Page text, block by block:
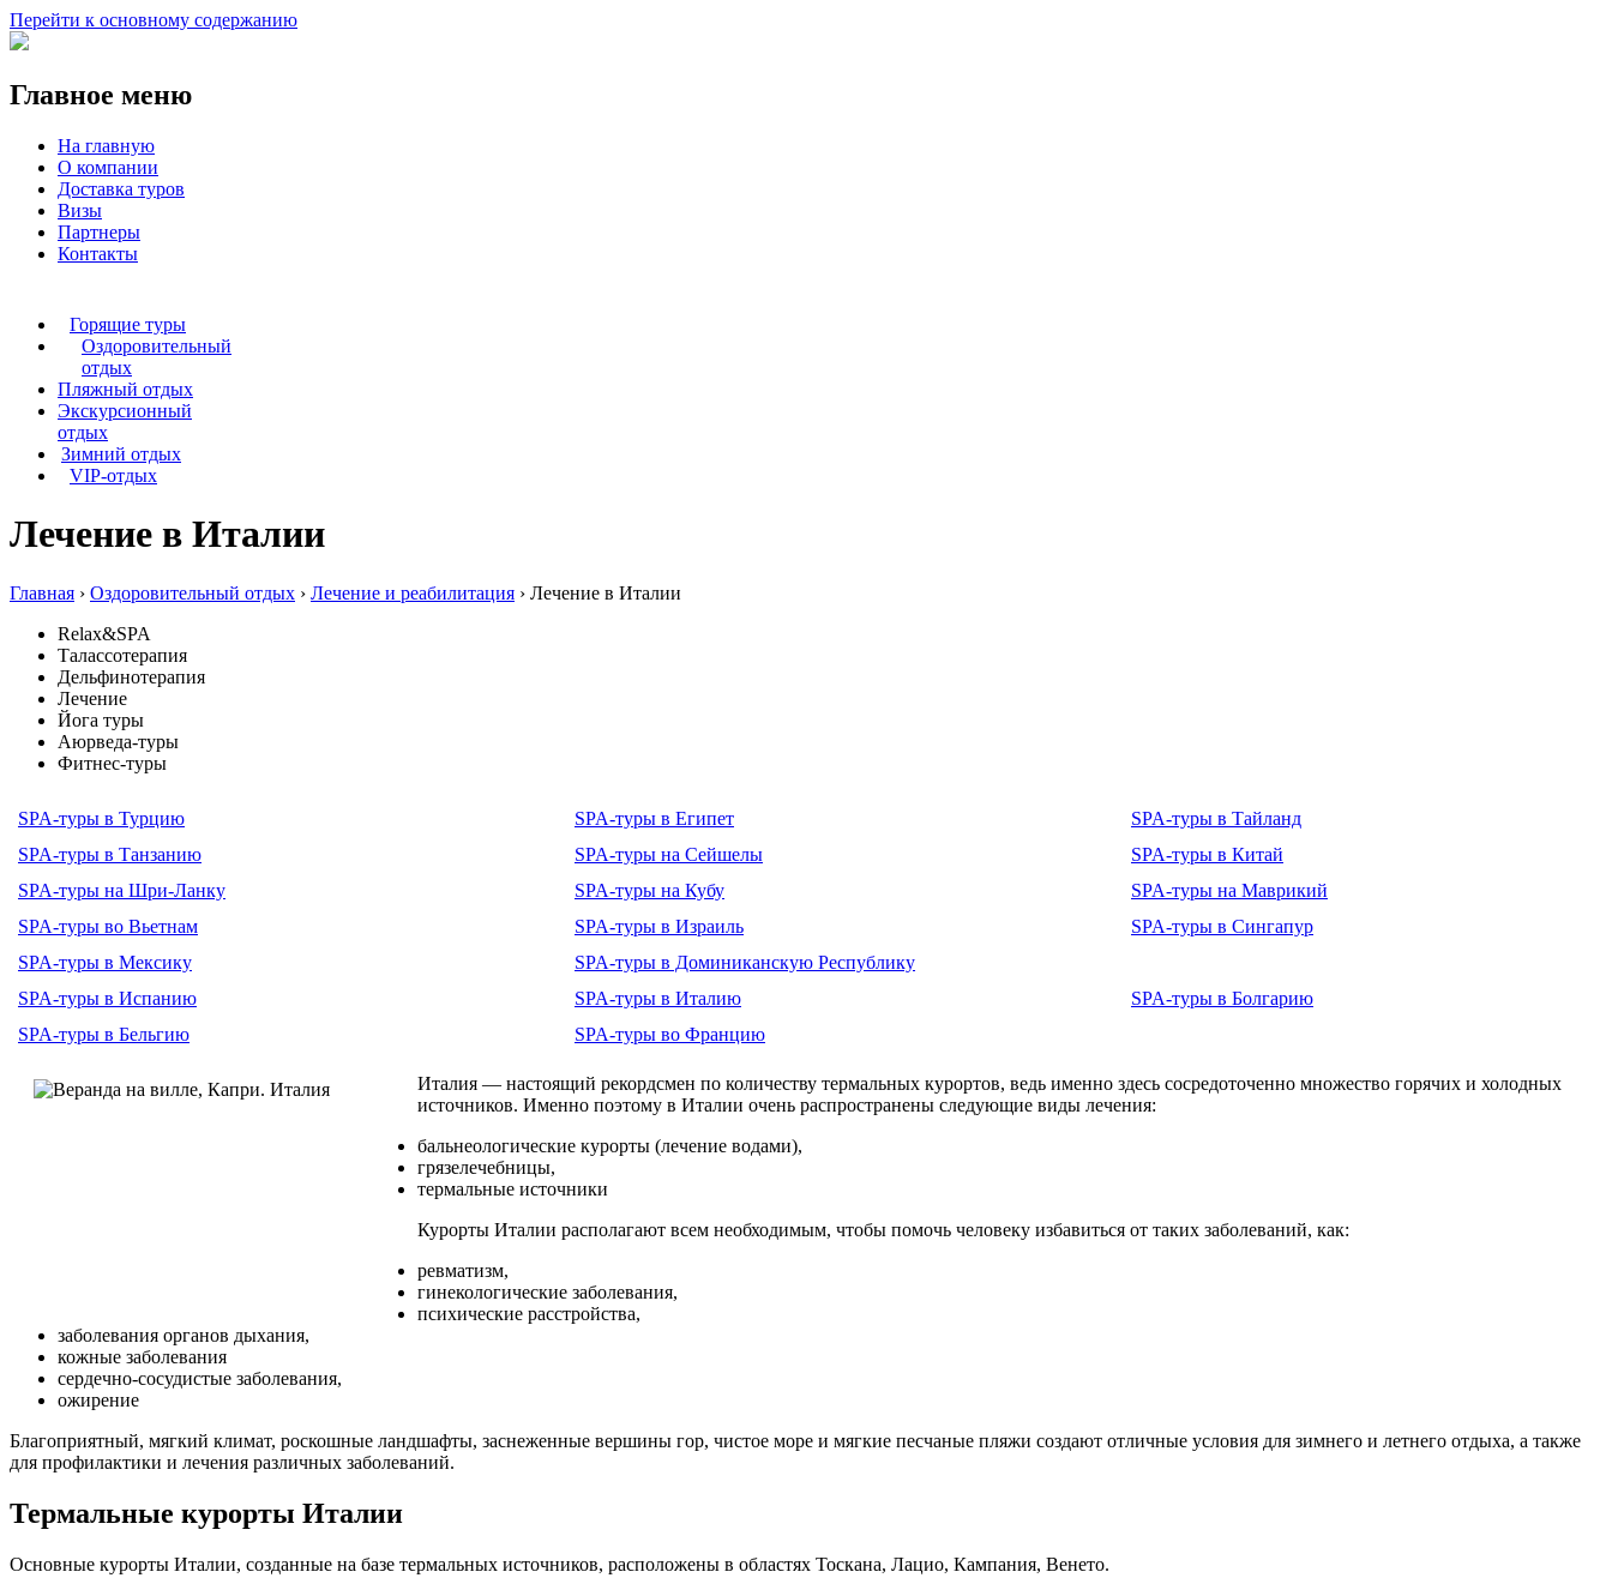
Перейти к основному содержанию
Главное меню
На главную
О компании
Доставка туров
Визы
Партнеры
Контакты
Горящие туры
Оздоровительный
отдых
Пляжный отдых
Экскурсионный
отдых
Зимний отдых
VIP-отдых
Лечение в Италии
Главная › Оздоровительный отдых › Лечение и реабилитация › Лечение в Италии
Relax&SPA
Талассотерапия
Дельфинотерапия
Лечение
Йога туры
Аюрведа-туры
Фитнес-туры
SPA-туры в Турцию SPA-туры в Египет
SPA-туры в Тайланд
SPA-туры в Танзанию
SPA-туры на Сейшелы
SPA-туры в Китай
SPA-туры на Шри-Ланку
SPA-туры на Кубу
SPA-туры на Маврикий
SPA-туры во Вьетнам
SPA-туры в Израиль
SPA-туры в Сингапур
SPA-туры в Мексику
SPA-туры в Доминиканскую Республику
SPA-туры в Испанию
SPA-туры в Италию
SPA-туры в Болгарию
SPA-туры в Бельгию
SPA-туры во Францию
Италия — настоящий рекордсмен по количеству термальных курортов, ведь именно здесь сосредоточенно множество горячих и холодных
источников. Именно поэтому в Италии очень распространены следующие виды лечения:
бальнеологические курорты (лечение водами),
грязелечебницы,
термальные источники
Курорты Италии располагают всем необходимым, чтобы помочь человеку избавиться от таких заболеваний, как:
ревматизм,
гинекологические заболевания,
психические расстройства,
заболевания органов дыхания,
кожные заболевания
сердечно-сосудистые заболевания,
ожирение
Благоприятный, мягкий климат, роскошные ландшафты, заснеженные вершины гор, чистое море и мягкие песчаные пляжи создают отличные условия для зимнего и летнего отдыха, а также
для профилактики и лечения различных заболеваний.
Термальные курорты Италии
Основные курорты Италии, созданные на базе термальных источников, расположены в областях Тоскана, Лацио, Кампания, Венето.